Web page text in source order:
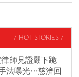
/ HOT STORIES /
師見證嚴下跪
法曝光…慈濟回